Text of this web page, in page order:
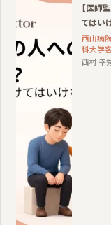
【医師
てはい
西山病
科大学
西村 幸